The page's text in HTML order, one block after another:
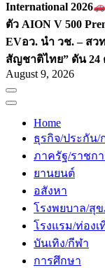
International 2026
ตัว AION V 500
EVอว. นำ วช. – ส
สัญชาติไทย” ดัน 24
August 9, 2026
Home
ธุรกิจ/ประกัน/
ภาครัฐ/ราชก
ยานยนต์
อสังหา
โรงพยบาล/สุ
โรงแรม/ท่องเ
บันเทิง/กีฬา
การศึกษา